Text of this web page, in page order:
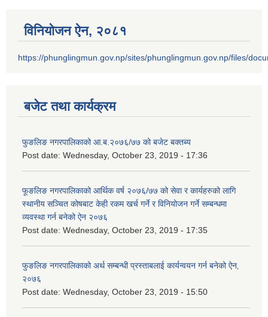
विनियोजन ऐन‚ २०८१
https://phunglingmun.gov.np/sites/phunglingmun.gov.np/files/
बजेट तथा कार्यक्रम
फुङलिङ नगरपालिकाको आ.ब.२०७६/७७ को बजेट बक्तब्य
Post date: Wednesday, October 23, 2019 - 17:36
फूङलिङ नगरपालिकाको आर्थिक वर्ष २०७६/७७ को सेवा र कार्यहरुको लागि
स्थानीय सञ्चित कोषबाट केही रकम खर्च गर्ने र विनियोजन गर्ने सम्बन्धमा
व्यवस्था गर्न बनेको ऐन २०७६
Post date: Wednesday, October 23, 2019 - 17:35
फुङलिङ नगरपालिकाको अर्थ सम्बन्धी प्रस्ताबलाई कार्यन्वयन गर्न बनेको ऐन‚
२०७६
Post date: Wednesday, October 23, 2019 - 15:50